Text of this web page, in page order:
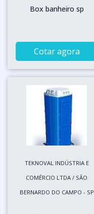
Box banheiro sp
Cotar agora
TEKNOVAL INDÚSTRIA E
COMÉRCIO LTDA / SÃO
BERNARDO DO CAMPO - SP